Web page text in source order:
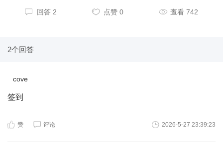
回答 2 点赞 0 查看 742
2个回答
cove
签到
赞 评论 2026-5-27 23:39:23